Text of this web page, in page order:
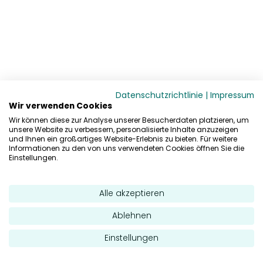
Datenschutzrichtlinie | Impressum
Wir verwenden Cookies
Wir können diese zur Analyse unserer Besucherdaten platzieren, um
unsere Website zu verbessern, personalisierte Inhalte anzuzeigen
und Ihnen ein großartiges Website-Erlebnis zu bieten. Für weitere
Informationen zu den von uns verwendeten Cookies öffnen Sie die
Einstellungen.
Alle akzeptieren
Ablehnen
Einstellungen